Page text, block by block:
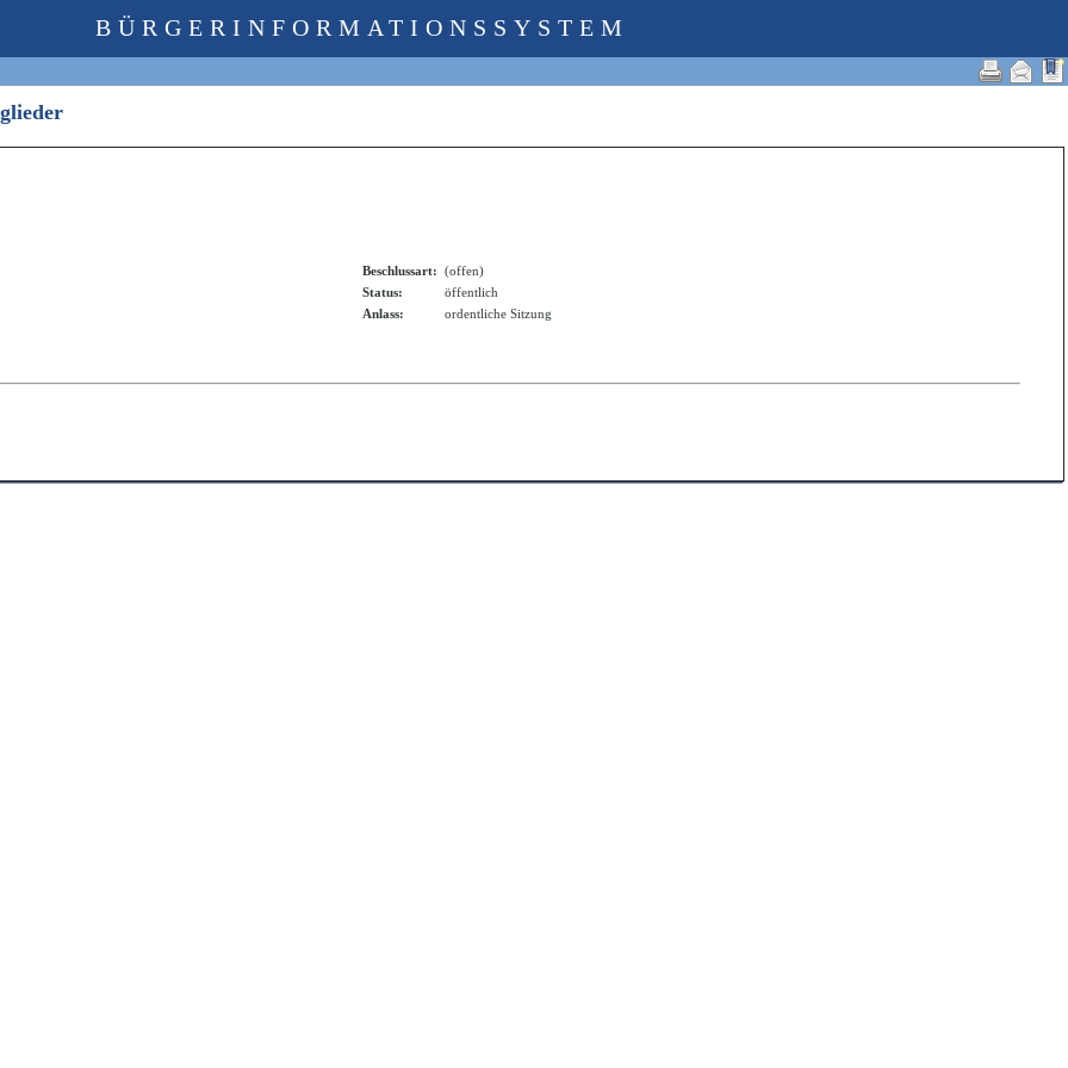
BÜRGERINFORMATIONSSYSTEM
Beschlussart: (offen)
Status:
öffentlich
Anlass:
ordentliche Sitzung